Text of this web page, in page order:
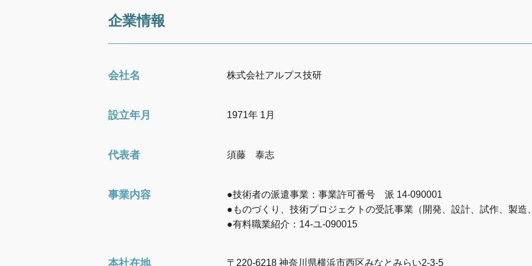
企業情報
会社名 株式会社アルプス技研
設立年月 1971年 1月
代表者 須藤 泰志
事業内容
●技術者の派遣事業：事業許可番号 派 14-090001
●ものづくり、技術プロジェクトの受託事業（開発、設計、試作、製造
●有料職業紹介：14-ユ-090015
本社在地 〒220-6218 神奈川県横浜市西区みなとみらい2-3-5